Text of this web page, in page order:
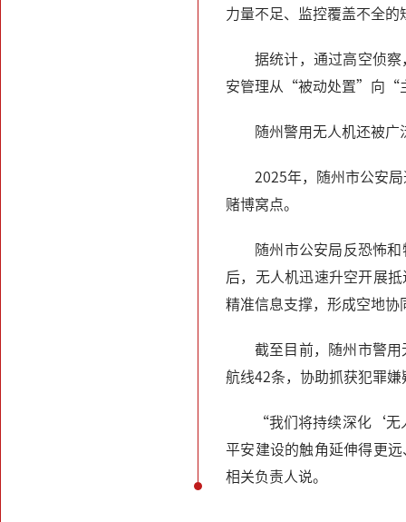
力量不足、监控覆盖不全的
据统计，通过高空侦
安管理从“被动处置”向“
随州警用无人机还被
2025年，随州市公安
赌博窝点。
随州市公安局反恐怖
后，无人机迅速升空开展
精准信息支撑，形成空地协
截至目前，随州市警
航线42条，协助抓获犯罪嫌
“我们将持续深化‘无
平安建设的触角延伸得更
相关负责人说。